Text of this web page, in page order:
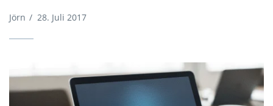
Jörn / 28. Juli 2017